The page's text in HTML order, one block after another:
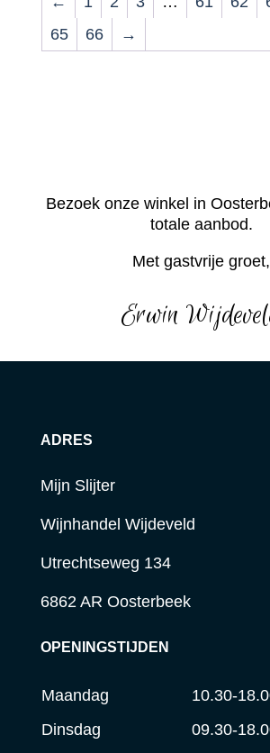
65
66 →
Bezoek onze winkel in
totale aanbod.
Met gastvrije groet,
Erwin
ADRES
Mijn Slijter
Wijnhandel Wijdeveld
Utrechtseweg 134
6862 AR Oosterbeek
OPENINGSTIJDEN
Maandag
10.30-
Dinsdag
09.30-